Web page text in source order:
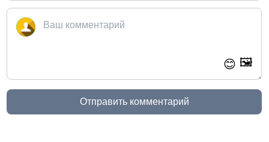
😊 🖼️
Отправить комментарий